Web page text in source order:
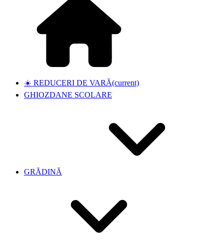
☀️ REDUCERI DE VARĂ(current)
GHIOZDANE SCOLARE
GRĂDINĂ